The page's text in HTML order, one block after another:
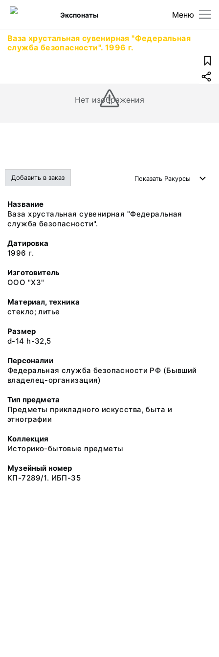
Меню
Экспонаты
Ваза хрустальная сувенирная "Федеральная
служба безопасности". 1996 г.
Нет изображения
Добавить в заказ Показать Ракурсы
Название
Ваза хрустальная сувенирная "Федеральная
служба безопасности".
Датировка
1996 г.
Изготовитель
ООО "ХЗ"
Материал, техника
стекло; литье
Размер
d-14 h-32,5
Персоналии
Федеральная служба безопасности РФ (Бывший
владелец-организация)
Тип предмета
Предметы прикладного искусства, быта и
этнографии
Коллекция
Историко-бытовые предметы
Музейный номер
КП-7289/1. ИБП-35